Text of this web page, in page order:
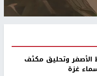
الأصفر وتحليق مكثف
غزة